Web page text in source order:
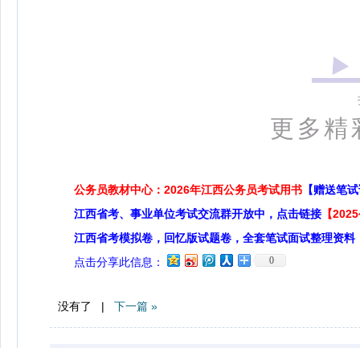
更多精
公务员教材中心：2026年江西公务员考试用书 【赠送笔
江西省考、事业单位考试交流群开放中，点击链接 【
江西省考模拟卷，回忆版试题卷，全套笔试面试整理资料
点击分享此信息：
0
没有了 | 下一篇 »